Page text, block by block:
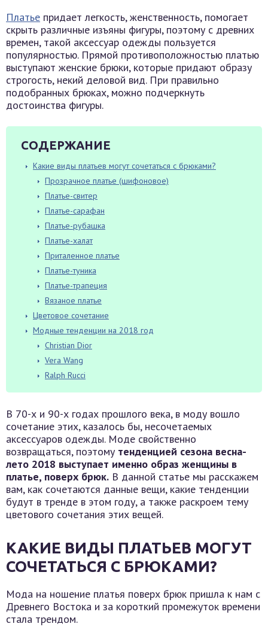
Платье придает легкость, женственность, помогает
скрыть различные изъяны фигуры, поэтому с древних
времен, такой аксессуар одежды пользуется
популярностью. Прямой противоположностью платью
выступают женские брюки, которые придают образу
строгость, некий деловой вид. При правильно
подобранных брюках, можно подчеркнуть
достоинства фигуры.
СОДЕРЖАНИЕ
Какие виды платьев могут сочетаться с брюками?
Прозрачное платье (шифоновое)
Платье-свитер
Платье-сарафан
Платье-рубашка
Платье-халат
Приталенное платье
Платье-туника
Платье-трапеция
Вязаное платье
Цветовое сочетание
Модные тенденции на 2018 год
Christian Dior
Vera Wang
Ralph Rucci
В 70-х и 90-х годах прошлого века, в моду вошло
сочетание этих, казалось бы, несочетаемых
аксессуаров одежды. Моде свойственно
возвращаться, поэтому тенденцией сезона весна-
лето 2018 выступает именно образ женщины в
платье, поверх брюк. В данной статье мы расскажем
вам, как сочетаются данные вещи, какие тенденции
будут в тренде в этом году, а также раскроем тему
цветового сочетания этих вещей.
КАКИЕ ВИДЫ ПЛАТЬЕВ МОГУТ
СОЧЕТАТЬСЯ С БРЮКАМИ?
Мода на ношение платья поверх брюк пришла к нам с
Древнего Востока и за короткий промежуток времени
стала трендом.